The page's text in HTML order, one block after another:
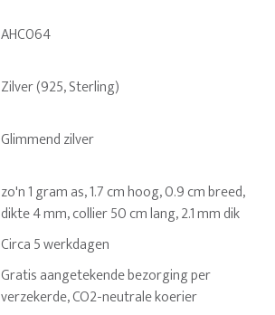
AHC064
Zilver (925, Sterling)
Glimmend zilver
zo'n 1 gram as, 1.7 cm hoog, 0.9 cm breed,
dikte 4 mm, collier 50 cm lang, 2.1 mm dik
Circa 5 werkdagen
Gratis aangetekende bezorging per
verzekerde, CO2-neutrale koerier